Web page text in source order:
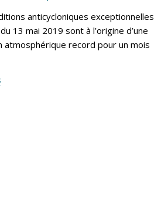
anticycloniques exceptionnelles
13 mai 2019 sont à l’origine d’une
atmosphérique record pour un mois